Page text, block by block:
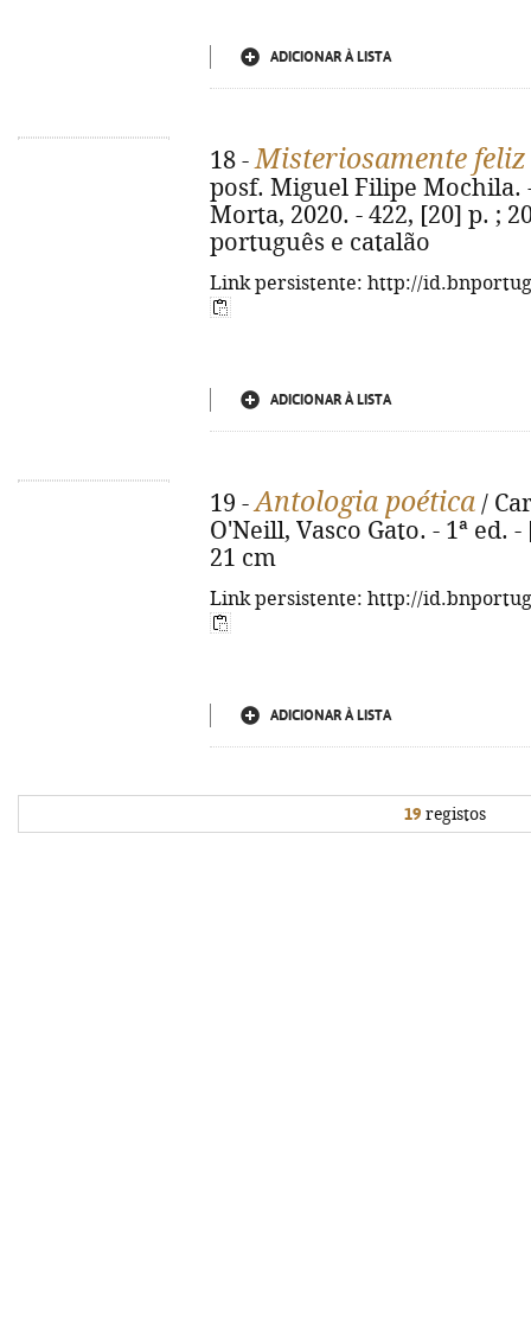
ADICIONAR À LISTA
18 -Misteriosamente feliz
posf. Miguel Filipe Mochila.
Morta, 2020. - 422, [20] p. ;
português e catalão
Link persistente: http://
ADICIONAR À LISTA
19 -Antologia poética /
O'Neill, Vasco Gato. - 1ª ed.
21 cm
Link persistente: http://
ADICIONAR À LISTA
19registos